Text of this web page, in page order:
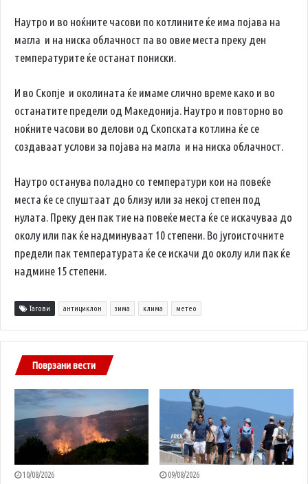
Наутро и во ноќните часови по котлините ќе има појава на
магла и на ниска облачност па во овие места преку ден
температурите ќе останат пониски.
И во Скопје и околината ќе имаме слично време како и во
останатите предели од Македонија. Наутро и повторно во
ноќните часови во делови од Скопската котлина ќе се
создаваат услови за појава на магла и на ниска облачност.
Наутро останува поладно со температури кои на повеќе
места ќе се спуштаат до близу или за некој степен под
нулата. Преку ден пак тие на повеќе места ќе се искачуваа до
околу или пак ќе надминуваат 10 степени. Во југоисточните
предели пак температурата ќе се искачи до околу или пак ќе
надмине 15 степени.
Тагови антициклон зима клима метео
Поврзани вести
10/08/2026 09/08/2026